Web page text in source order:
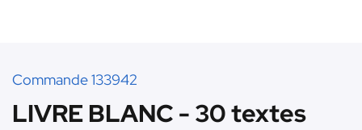
Commande 133942
LIVRE BLANC - 30 textes